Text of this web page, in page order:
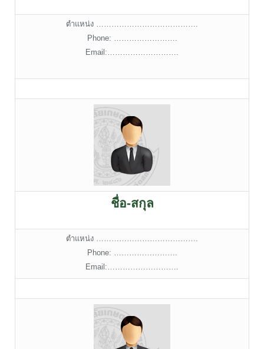
ตำแหน่ง ………………………………….
Phone: …………………….
Email:……………………….
ชื่อ-สกุล
ตำแหน่ง ………………………………….
Phone: …………………….
Email:……………………….